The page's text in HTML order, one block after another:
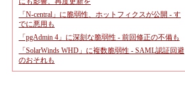
「N-central」に脆弱性、ホットフィクスが公開 - す
でに悪用も
「pgAdmin 4」に深刻な脆弱性 - 前回修正の不備も
「SolarWinds WHD」に複数脆弱性 - SAML認証回避
のおそれも